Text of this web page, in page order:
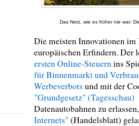
Das Netz, wie es früher nie war:
Die meisten Innovationen im
europäischen Erfindern. Der
ersten Online-Steuern ins
für Binnenmarkt und
Werbeverbots und mit der
"Grundgesetz" (Tagesschau)
Datenautobahnen zu
Internets" (Handelsblatt)